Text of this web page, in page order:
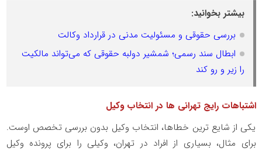
بیشتر بخوانید:
بررسی حقوقی و مسئولیت مدنی در قرارداد وکالت
ابطال سند رسمی؛ شمشیر دولبه حقوقی که می‌تواند مالکیت
را زیر و رو کند
اشتباهات رایج تهرانی ها در انتخاب وکیل
یکی از شایع ترین خطاها، انتخاب وکیل بدون بررسی تخصص اوست.
برای مثال، بسیاری از افراد در تهران، وکیلی را برای پرونده وکیل